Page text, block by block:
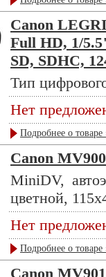
Canon
Full HD, 1/
SD, SDHC,
Тип
Нет
Подробнее о товаре
Canon MV900
MiniDV,
цветной,
Нет
Подробнее о товаре
Canon MV901